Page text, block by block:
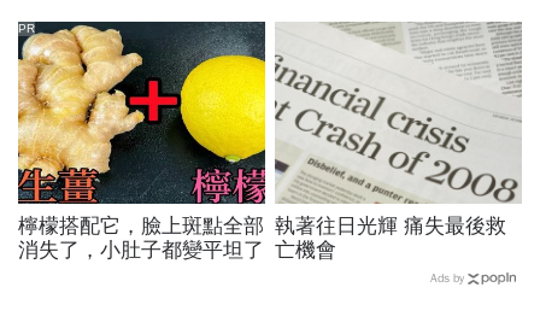
檸檬搭配它，臉上斑點全部
消失了，小肚子都變平坦了
PR
執著往日光輝 痛失最後救
亡機會
Ads by